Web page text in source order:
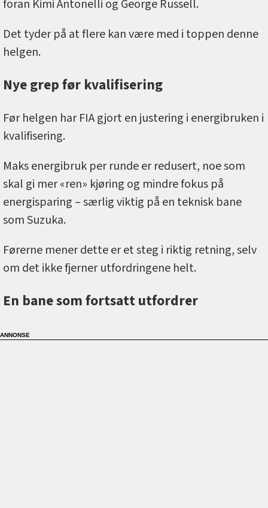
foran Kimi Antonelli og George Russell.
Det tyder på at flere kan være med i toppen denne
helgen.
Nye grep før kvalifisering
Før helgen har FIA gjort en justering i energibruken i
kvalifisering.
Maks energibruk per runde er redusert, noe som
skal gi mer «ren» kjøring og mindre fokus på
energisparing – særlig viktig på en teknisk bane
som Suzuka.
Førerne mener dette er et steg i riktig retning, selv
om det ikke fjerner utfordringene helt.
En bane som fortsatt utfordrer